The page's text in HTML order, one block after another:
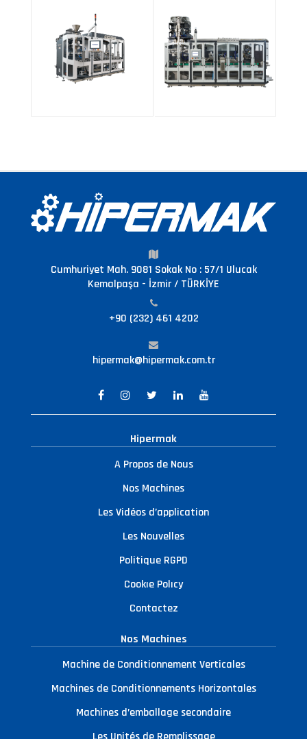
Cumhuriyet Mah. 9081 Sokak No : 57/1 Ulucak
Kemalpaşa - İzmir / TÜRKİYE
+90 (232) 461 4202
hipermak@hipermak.com.tr
Hipermak
A Propos de Nous
Nos Machines
Les Vidéos d’application
Les Nouvelles
Politique RGPD
Cookıe Polıcy
Contactez
Nos Machines
Machine de Conditionnement Verticales
Machines de Conditionnements Horizontales
Machines d’emballage secondaire